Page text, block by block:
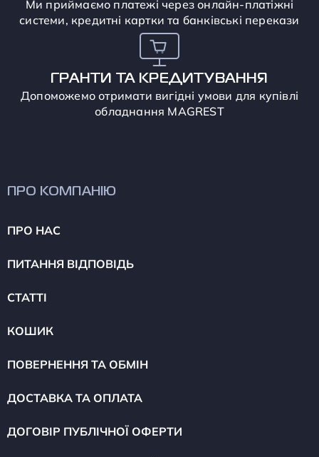
Ми приймаємо платежі через онлайн-платіжні
системи, кредитні картки та банківські перекази
ГРАНТИ ТА КРЕДИТУВАННЯ
Допоможемо отримати вигідні умови для купівлі
обладнання MAGREST
ПРО КОМПАНІЮ
ПРО НАС
ПИТАННЯ ВІДПОВІДЬ
СТАТТІ
КОШИК
ПОВЕРНЕННЯ ТА ОБМІН
ДОСТАВКА ТА ОПЛАТА
ДОГОВІР ПУБЛІЧНОЇ ОФЕРТИ